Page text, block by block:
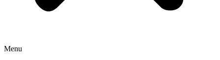
Menu